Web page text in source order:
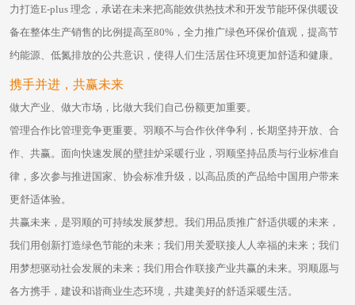
力打造E-plus 理念，承诺在未来把高能效供热技术和开发节能环保供暖设
备在整体生产销售的比例提高至80%，全力推广绿色环保价值观，提高节
约能源、低氮排放的公共意识，使得人们生活居住环境更加舒适和健康。
携手并进，共赢未来
做大产业、做大市场，比做大我们自己份额更加重要。
管理合作比管理竞争更重要。羽顺不与合作伙伴争利，长期坚持开放、合
作、共赢。面向快速发展的壁挂炉采暖行业，羽顺坚持品质与行业标准自
律，多次参与推进国家、协会标准升级，以高品质的产品给中国用户带来
更舒适体验。
共赢未来，是羽顺的可持续发展梦想。我们用品质推广舒适供暖的未来，
我们用创新打造绿色节能的未来；我们用关爱联接人人幸福的未来；我们
用梦想驱动社会发展的未来；我们用合作联接产业共赢的未来。羽顺愿与
各方携手，建设和谐商业生态环境，共建美好的舒适采暖生活。